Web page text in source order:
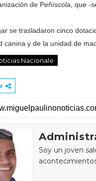
de Peñíscola, que -
se trasladaron cinco
canina y de la unidad de
Nacionale
Soy un joven